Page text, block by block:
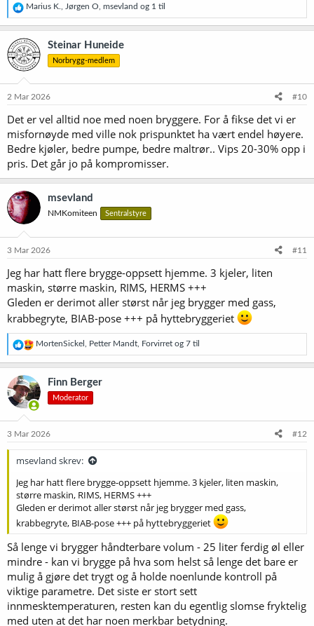
R
e
a
k
s
j
o
e
Marius K. Jørgen O msevland og 1 til
Steinar Huneide
Norbrygg-medlem
2 Mar 2026 #10
Det er vel alltid noe med noen bryggere. For å fikse det vi er
misfornøyde med ville nok prispunktet ha vært endel høyere.
Bedre kjøler, bedre pumpe, bedre maltrør.. Vips 20-30% opp i
pris. Det går jo på kompromisser.
msevland
NMKomiteen Sentralstyre
3 Mar 2026 #11
Jeg har hatt flere brygge-oppsett hjemme. 3 kjeler, liten
maskin, større maskin, RIMS, HERMS +++
Gleden er derimot aller størst når jeg brygger med gass,
krabbegryte, BIAB-pose +++ på hyttebryggeriet
R
e
a
s
j
o
n
e
MortenSickel Petter Mandt Forvirret og 7 til
Finn Berger
Moderator
3 Mar 2026 #12
msevland skrev:
Jeg har hatt flere brygge-oppsett hjemme. 3 kjeler, liten maskin,
større maskin, RIMS, HERMS +++
Gleden er derimot aller størst når jeg brygger med gass,
krabbegryte, BIAB-pose +++ på hyttebryggeriet
Så lenge vi brygger håndterbare volum - 25 liter ferdig øl eller
mindre - kan vi brygge på hva som helst så lenge det bare er
mulig å gjøre det trygt og å holde noenlunde kontroll på
viktige parametre. Det siste er stort sett
innmesktemperaturen, resten kan du egentlig slomse fryktelig
med uten at det har noen merkbar betydning.